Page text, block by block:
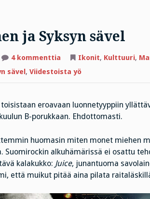
ja Syksyn sävel
4 kommenttiaartikkeliin
Sanataitelija
Leskinen
Ikonit, Kulttuuri,
sävel, Viidestoista yö
eroavaan luonnetyyppiin
B-porukkaan. Ehdottomasti.
huomasin miten monet miehen
alkuhämärissä ei osattu
kalakukko: Juice, junantuoma
että muikut pitää aina pilata